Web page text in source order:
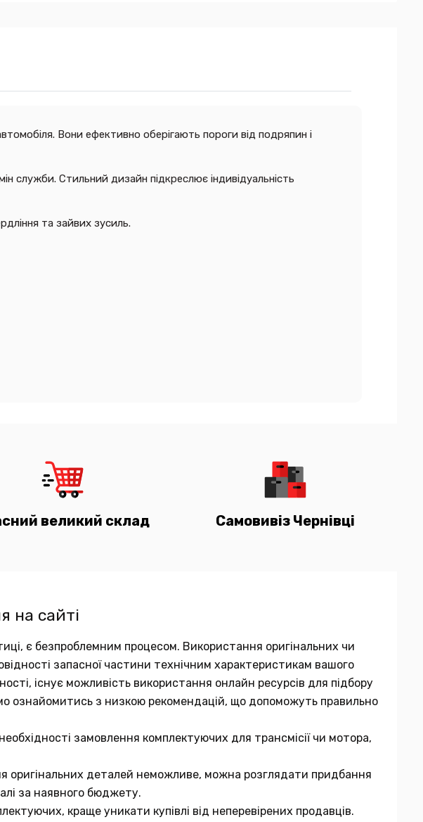
Вони ефективно оберігають пороги від подряпин і
служби. Стильний дизайн підкреслює індивідуальність
та зайвих зусиль.
великий склад Самовивіз Чернівці
на сайті
є безпроблемним процесом. Використання оригінальних чи
запасної частини технічним характеристикам вашого
існує можливість використання онлайн ресурсів для підбору
ознайомитись з низкою рекомендацій, що допоможуть правильно
замовлення комплектуючих для трансмісії чи мотора,
оригінальних деталей неможливе, можна розглядати придбання
за наявного бюджету.
краще уникати купівлі від неперевірених продавців.